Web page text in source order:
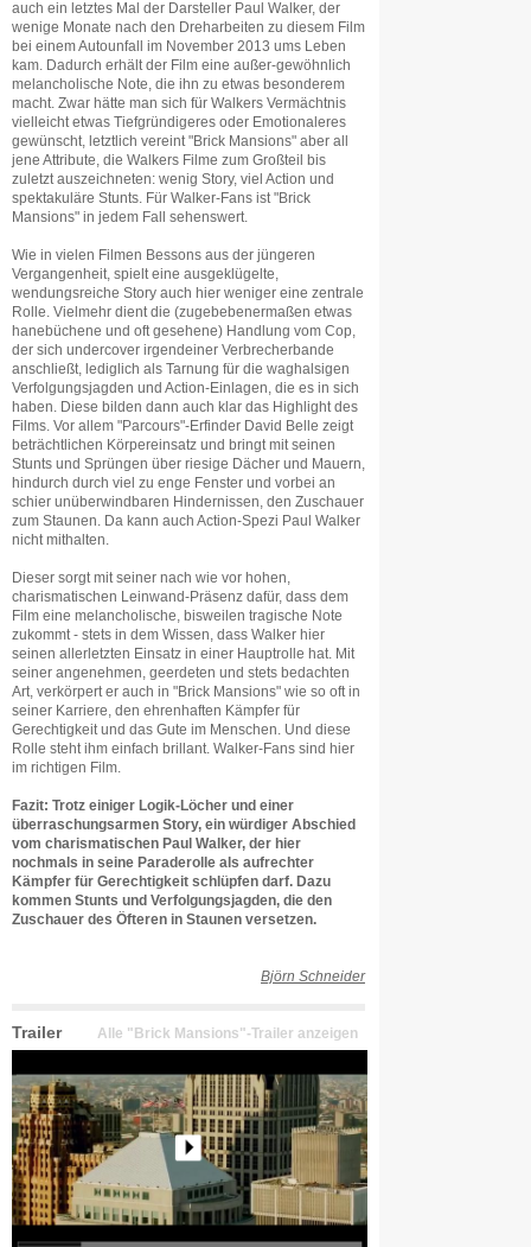
auch ein letztes Mal der Darsteller Paul Walker, der
wenige Monate nach den Dreharbeiten zu diesem Film
bei einem Autounfall im November 2013 ums Leben
kam. Dadurch erhält der Film eine außer-gewöhnlich
melancholische Note, die ihn zu etwas besonderem
macht. Zwar hätte man sich für Walkers Vermächtnis
vielleicht etwas Tiefgründigeres oder Emotionaleres
gewünscht, letztlich vereint "Brick Mansions" aber all
jene Attribute, die Walkers Filme zum Großteil bis
zuletzt auszeichneten: wenig Story, viel Action und
spektakuläre Stunts. Für Walker-Fans ist "Brick
Mansions" in jedem Fall sehenswert.
Wie in vielen Filmen Bessons aus der jüngeren
Vergangenheit, spielt eine ausgeklügelte,
wendungsreiche Story auch hier weniger eine zentrale
Rolle. Vielmehr dient die (zugebebenermaßen etwas
hanebüchene und oft gesehene) Handlung vom Cop,
der sich undercover irgendeiner Verbrecherbande
anschließt, lediglich als Tarnung für die waghalsigen
Verfolgungsjagden und Action-Einlagen, die es in sich
haben. Diese bilden dann auch klar das Highlight des
Films. Vor allem "Parcours"-Erfinder David Belle zeigt
beträchtlichen Körpereinsatz und bringt mit seinen
Stunts und Sprüngen über riesige Dächer und Mauern,
hindurch durch viel zu enge Fenster und vorbei an
schier unüberwindbaren Hindernissen, den Zuschauer
zum Staunen. Da kann auch Action-Spezi Paul Walker
nicht mithalten.
Dieser sorgt mit seiner nach wie vor hohen,
charismatischen Leinwand-Präsenz dafür, dass dem
Film eine melancholische, bisweilen tragische Note
zukommt - stets in dem Wissen, dass Walker hier
seinen allerletzten Einsatz in einer Hauptrolle hat. Mit
seiner angenehmen, geerdeten und stets bedachten
Art, verkörpert er auch in "Brick Mansions" wie so oft in
seiner Karriere, den ehrenhaften Kämpfer für
Gerechtigkeit und das Gute im Menschen. Und diese
Rolle steht ihm einfach brillant. Walker-Fans sind hier
im richtigen Film.
Fazit: Trotz einiger Logik-Löcher und einer
überraschungsarmen Story, ein würdiger Abschied
vom charismatischen Paul Walker, der hier
nochmals in seine Paraderolle als aufrechter
Kämpfer für Gerechtigkeit schlüpfen darf. Dazu
kommen Stunts und Verfolgungsjagden, die den
Zuschauer des Öfteren in Staunen versetzen.
Björn Schneider
Trailer Alle "Brick Mansions"-Trailer anzeigen